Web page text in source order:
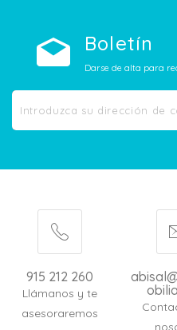
Boletín
Darse de alta para
915 212 260
Llámanos y te
asesoraremos